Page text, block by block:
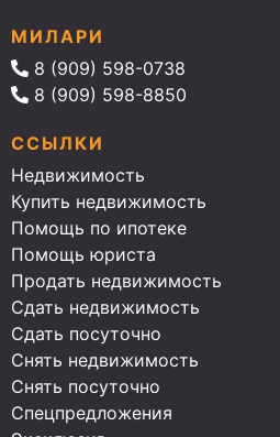
МИЛАРИ
8 (909) 598-0738
8 (909) 598-8850
ССЫЛКИ
Недвижимость
Купить недвижимость
Помощь по ипотеке
Помощь юриста
Продать недвижимость
Сдать недвижимость
Сдать посуточно
Снять недвижимость
Снять посуточно
Спецпредложения